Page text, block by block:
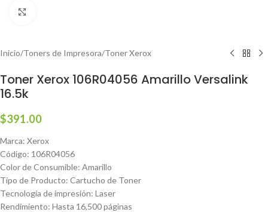
Inicio/Toners de Impresora/Toner Xerox
Toner Xerox 106R04056 Amarillo Versalink
16.5k
$391.00
Marca: Xerox
Código: 106R04056
Color de Consumible: Amarillo
Tipo de Producto: Cartucho de Toner
Tecnología de impresión: Laser
Rendimiento: Hasta 16,500 páginas